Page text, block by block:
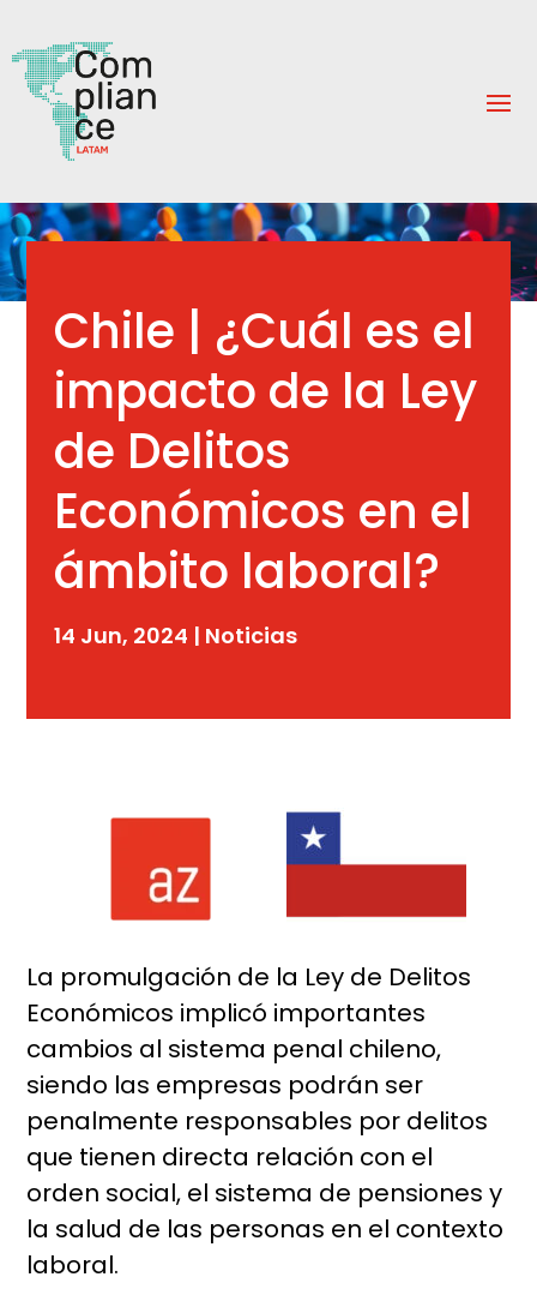
Chile | ¿Cuál es el
impacto de la Ley
de Delitos
Económicos en el
ámbito laboral?
14 Jun, 2024 | Noticias
La promulgación de la Ley de Delitos
Económicos implicó importantes
cambios al sistema penal chileno,
siendo las empresas podrán ser
penalmente responsables por delitos
que tienen directa relación con el
orden social, el sistema de pensiones y
la salud de las personas en el contexto
laboral.